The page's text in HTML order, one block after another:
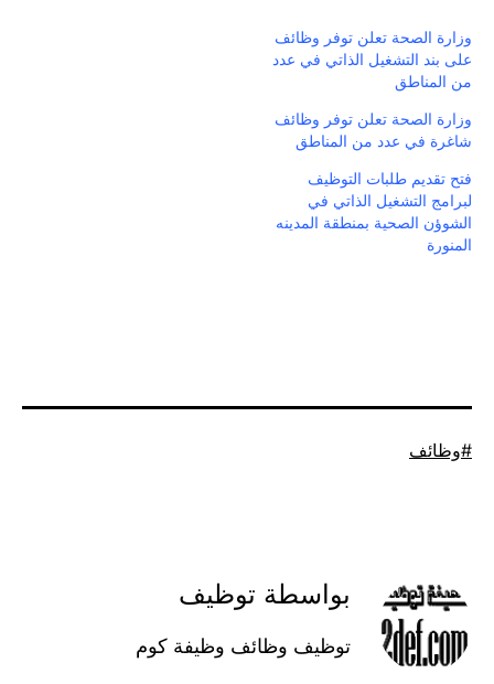
وزارة الصحة تعلن توفر وظائف
على بند التشغيل الذاتي في عدد
من المناطق
وزارة الصحة تعلن توفر وظائف
شاغرة في عدد من المناطق
فتح تقديم طلبات التوظيف
لبرامج التشغيل الذاتي في
الشوؤن الصحية بمنطقة المدينه
المنورة
موسوم
وظائف
بواسطة توظيف
توظيف وظائف وظيفة كوم